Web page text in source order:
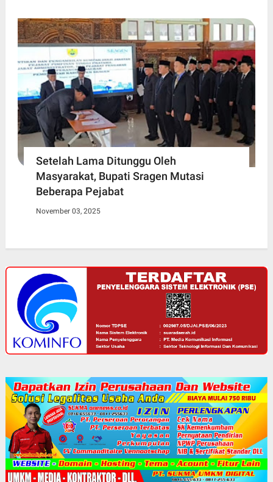
Setelah Lama Ditunggu Oleh
Masyarakat, Bupati Sragen Mutasi
Beberapa Pejabat
November 03, 2025